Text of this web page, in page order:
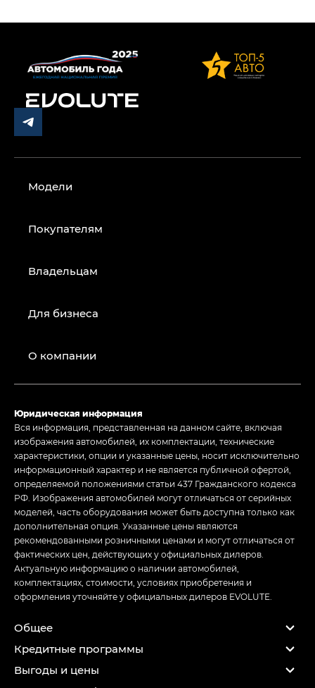
Модели
Покупателям
Владельцам
Для бизнеса
О компании
Юридическая информация
Вся информация, представленная на данном сайте, включая
изображения автомобилей, их комплектации, технические
характеристики, опции и указанные цены, носит исключительно
информационный характер и не является публичной офертой,
определяемой положениями статьи 437 Гражданского кодекса
РФ. Изображения автомобилей могут отличаться от серийных
моделей, часть оборудования может быть доступна только как
дополнительная опция. Указанные цены являются
рекомендованными розничными ценами и могут отличаться от
фактических цен, действующих у официальных дилеров.
Актуальную информацию о наличии автомобилей,
комплектациях, стоимости, условиях приобретения и
оформления уточняйте у официальных дилеров EVOLUTE.
Общее
Кредитные программы
Выгоды и цены